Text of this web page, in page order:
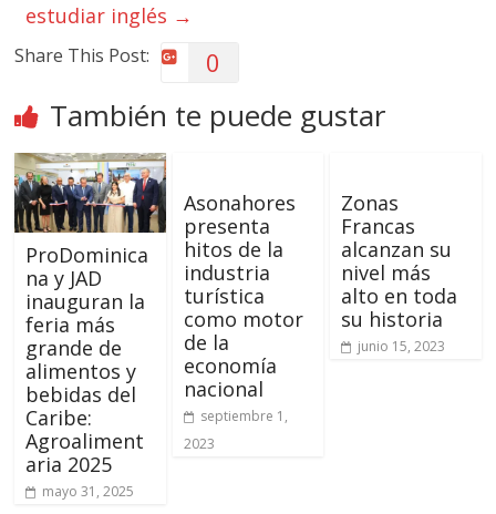
estudiar inglés →
Share This Post: 0
También te puede gustar
ProDominica
na y JAD
inauguran la
feria más
grande de
alimentos y
bebidas del
Caribe:
Agroaliment
aria 2025
mayo 31, 2025
Asonahores
presenta
hitos de la
industria
turística
como motor
de la
economía
nacional
septiembre 1,
2023
Zonas
Francas
alcanzan su
nivel más
alto en toda
su historia
junio 15, 2023